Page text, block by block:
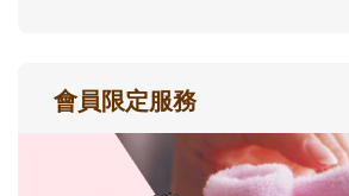
會員限定服務